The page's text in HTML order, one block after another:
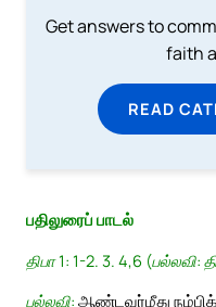
Get answers to
faith
READ
பதிலுரைப் பாடல்
திபா 1: 1-2. 3. 4,6 (பல்லவி:
பல்லவி: ஆண்டவர்மீது